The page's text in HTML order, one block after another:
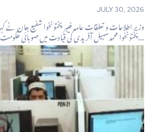
JULY 30, 2026
وزیر اطلاعات و تعلقات عامہ خیبر پختونخوا شفیع جان نے
پختونخوا محمدسہیل آفریدی کی قیادت میں صوبائی حکومت عوام...